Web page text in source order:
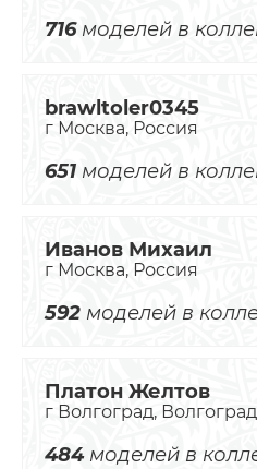
716моделей в
brawltoler0345
г Москва, Россия
651 моделей в
Иванов Михаил
г Москва, Россия
592 моделей в
Платон Желтов
г Волгоград,
484моделей в